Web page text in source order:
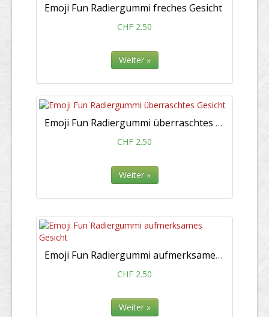
Emoji Fun Radiergummi freches Gesicht
CHF 2.50
Weiter »
Emoji Fun Radiergummi überraschtes Gesicht
CHF 2.50
Weiter »
Emoji Fun Radiergummi aufmerksames Gesicht
CHF 2.50
Weiter »